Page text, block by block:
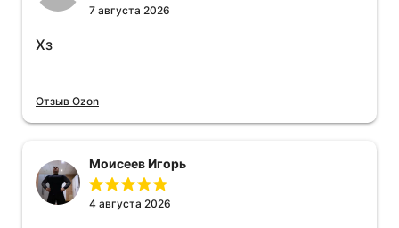
7 августа 2026
Хз
Отзыв Ozon
Моисеев Игорь
4 августа 2026